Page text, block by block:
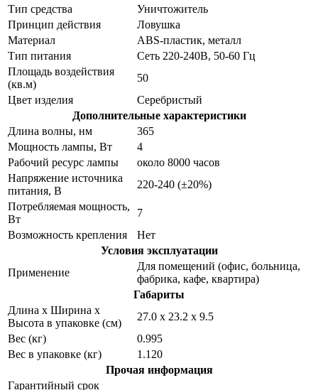
Тип средства
Уничтожитель
Принцип действия
Ловушка
Материал
ABS-пластик, металл
Тип питания
Сеть 220-240В, 50-60 Гц
Площадь воздействия
(кв.м)
50
Цвет изделия
Серебристый
Дополнительные характеристики
Длина волны, нм
365
Мощность лампы, Вт
4
Рабочий ресурс лампы
около 8000 часов
Напряжение источника
питания, В
220-240 (±20%)
Потребляемая мощность,
Вт
7
Возможность крепления
Нет
Условия эксплуатации
Применение
Для помещений (офис, больница,
фабрика, кафе, квартира)
Габариты
Длина х Ширина х
Высота в упаковке (см)
27.0 х 23.2 х 9.5
Вес (кг)
0.995
Вес в упаковке (кг)
1.120
Прочая информация
Гарантийный срок